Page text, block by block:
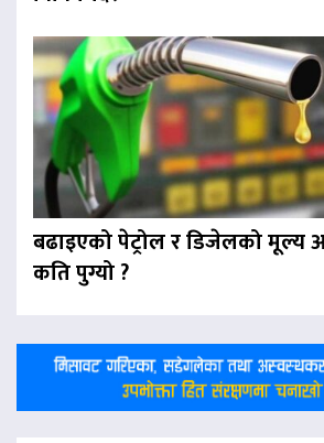
बढाइएको पेट्रोल र डिजेलको
कति पुग्यो ?